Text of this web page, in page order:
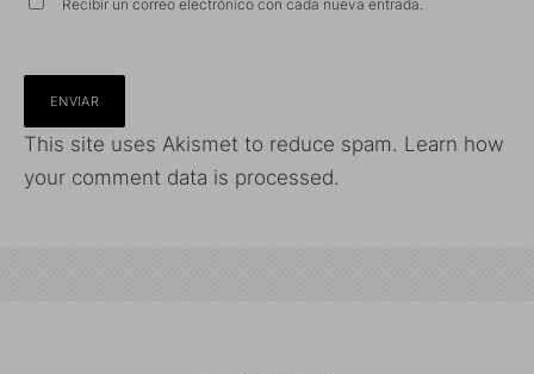
Recibir un correo electrónico con cada nueva entrada.
This site uses Akismet to reduce spam. Learn how
your comment data is processed.